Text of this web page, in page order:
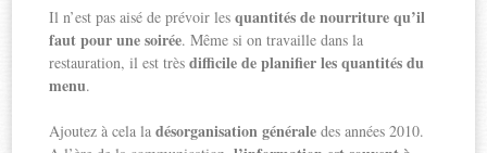
Il n’est pas aisé de prévoir lesquantités de nourriture qu’il
faut pour une soirée. Même si on travaille dans la
restauration, il est trèsdifficile de planifier les quantités du
menu.
Ajoutez à cela ladésorganisation générale des années 2010.